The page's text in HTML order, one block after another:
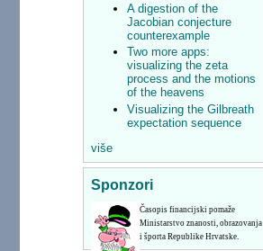
A digestion of the
Jacobian conjecture
counterexample
Two more apps:
visualizing the zeta
process and the motions
of the heavens
Visualizing the Gilbreath
expectation sequence
više
Sponzori
Časopis financijski pomaže
Ministarstvo znanosti, obrazovanja
i športa Republike Hrvatske.